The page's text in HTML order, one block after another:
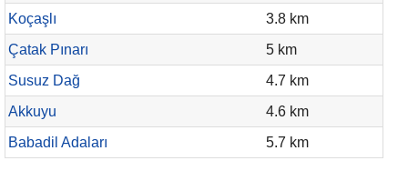
Koçaşlı
3.8 km
Çatak Pınarı
5 km
Susuz Dağ
4.7 km
Akkuyu
4.6 km
Babadil Adaları
5.7 km